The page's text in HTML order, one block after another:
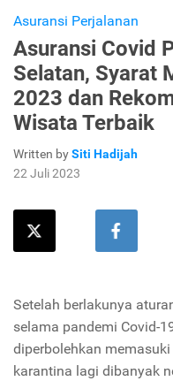
Asuransi Perjalanan
Asuransi Covid
Selatan, Syarat
2023 dan
Wisata Terbaik
Written bySiti Hadijah
22 Juli 2023
Setelah berlakunya
selama pandemi Covid-
diperbolehkan
karantina lagi dibanyak